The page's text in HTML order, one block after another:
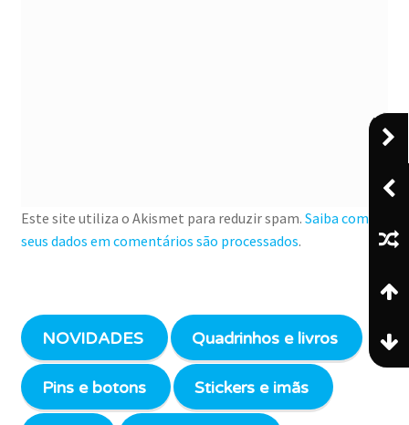
Este site utiliza o Akismet para reduzir spam. Saiba como
seus dados em comentários são processados.
NOVIDADES Quadrinhos e livros
Pins e botons Stickers e imãs